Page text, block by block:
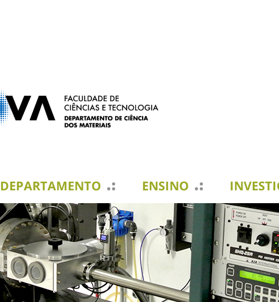
DEPARTAMENTO ENSINO